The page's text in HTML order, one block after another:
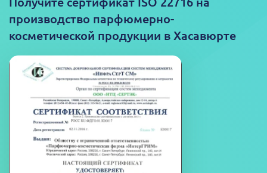
производство парфюмерно-
косметической продукции в Хасавюрте